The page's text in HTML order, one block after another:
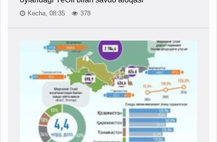
Kecha, 08:35 378